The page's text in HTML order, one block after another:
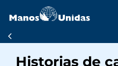
contenido
principal
Ruta
de
Historias de